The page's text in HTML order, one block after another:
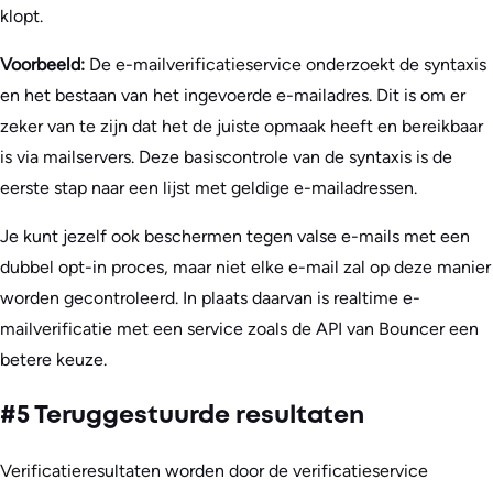
klopt.
Voorbeeld: De e-mailverificatieservice onderzoekt de syntaxis
en het bestaan van het ingevoerde e-mailadres. Dit is om er
zeker van te zijn dat het de juiste opmaak heeft en bereikbaar
is via mailservers. Deze basiscontrole van de syntaxis is de
eerste stap naar een lijst met geldige e-mailadressen.
Je kunt jezelf ook beschermen tegen valse e-mails met een
dubbel opt-in proces, maar niet elke e-mail zal op deze manier
worden gecontroleerd. In plaats daarvan is realtime e-
mailverificatie met een service zoals de API van Bouncer een
betere keuze.
#5 Teruggestuurde resultaten
Verificatieresultaten worden door de verificatieservice